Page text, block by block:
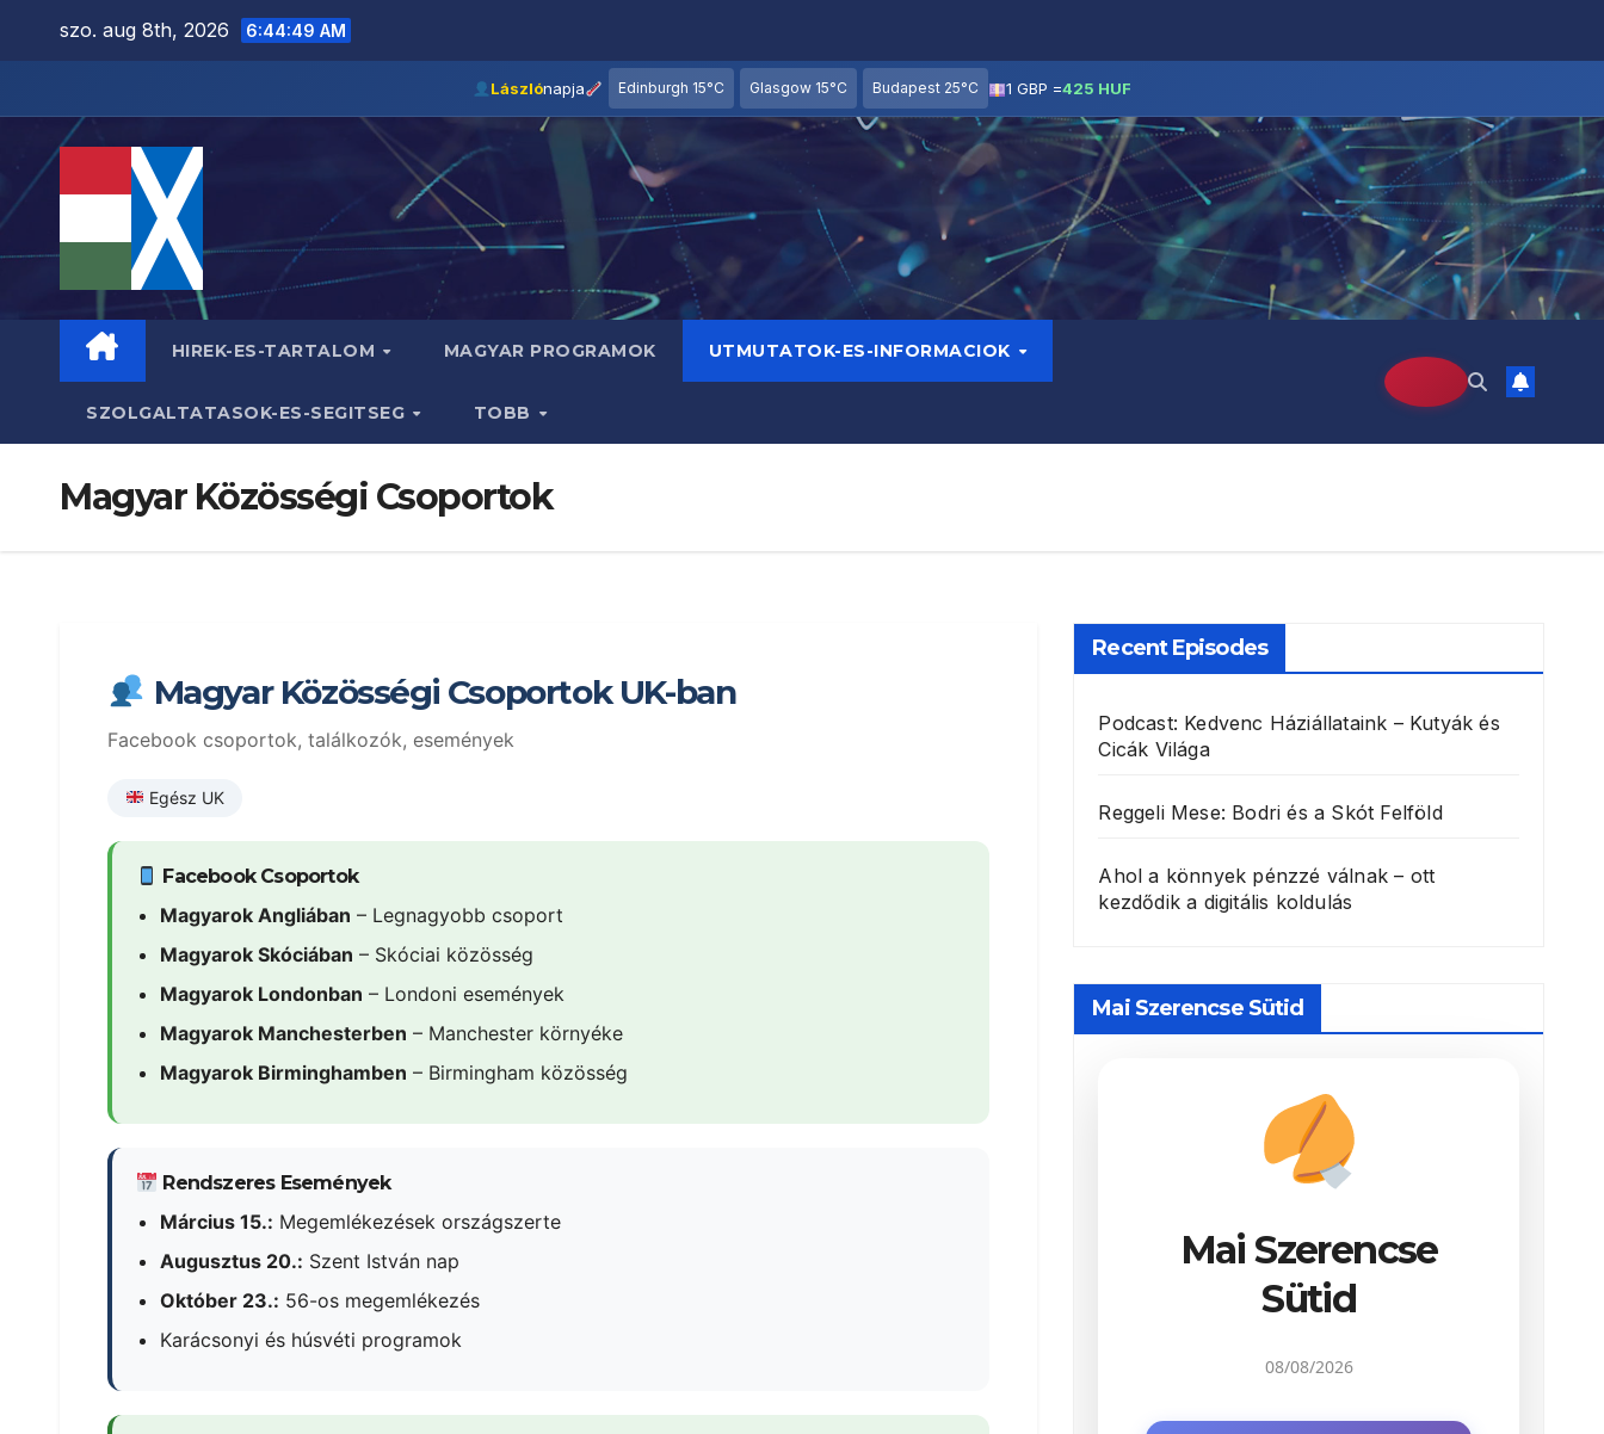
szo. aug 8th, 2026 6:44:50 AM
Lászlónapja Edinburgh 15°C Glasgow 15°C Budapest 25°C 1 GBP =425 HUF
HIREK-ES-TARTALOM MAGYAR PROGRAMOK UTMUTATOK-ES-INFORMACIOK
SZOLGALTATASOK-ES-SEGITSEG TOBB
Magyar Közösségi Csoportok
Magyar Közösségi Csoportok UK-ban
Facebook csoportok, találkozók, események
Egész UK
Facebook Csoportok
Magyarok Angliában – Legnagyobb csoport
Magyarok Skóciában – Skóciai közösség
Magyarok Londonban – Londoni események
Magyarok Manchesterben – Manchester környéke
Magyarok Birminghamben – Birmingham közösség
Rendszeres Események
Március 15.: Megemlékezések országszerte
Augusztus 20.: Szent István nap
Október 23.: 56-os megemlékezés
Karácsonyi és húsvéti programok
Recent Episodes
Podcast: Kedvenc Háziállataink – Kutyák és
Cicák Világa
Reggeli Mese: Bodri és a Skót Felföld
Ahol a könnyek pénzzé válnak – ott
kezdődik a digitális koldulás
Mai Szerencse Sütid
Mai Szerencse
Sütid
08/08/2026